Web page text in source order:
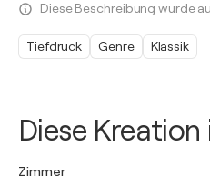
Diese
Zimmer
Diese Beschreibung wurde
Tiefdruck Genre Klassik